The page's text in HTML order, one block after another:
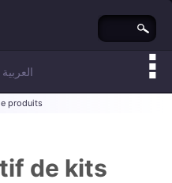
العربية
produits
de kits